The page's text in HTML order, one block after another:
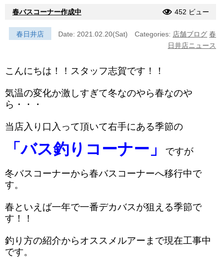
春バスコーナー作成中 452 ビュー
春日井店 Date: 2021.02.20(Sat) Categories: 店舗ブログ 春
日井店ニュース
こんにちは！！スタッフ志賀です！！
気温の変化か激しすぎて冬なのやら春なのや
ら・・・
当店入り口入って頂いて右手にある季節の
「バス釣りコーナー」 ですが
冬バスコーナーから春バスコーナーへ移行中で
す。
春といえば一年で一番デカバスが狙える季節で
す！！
釣り方の紹介からオススメルアーまで現在工事中
です。